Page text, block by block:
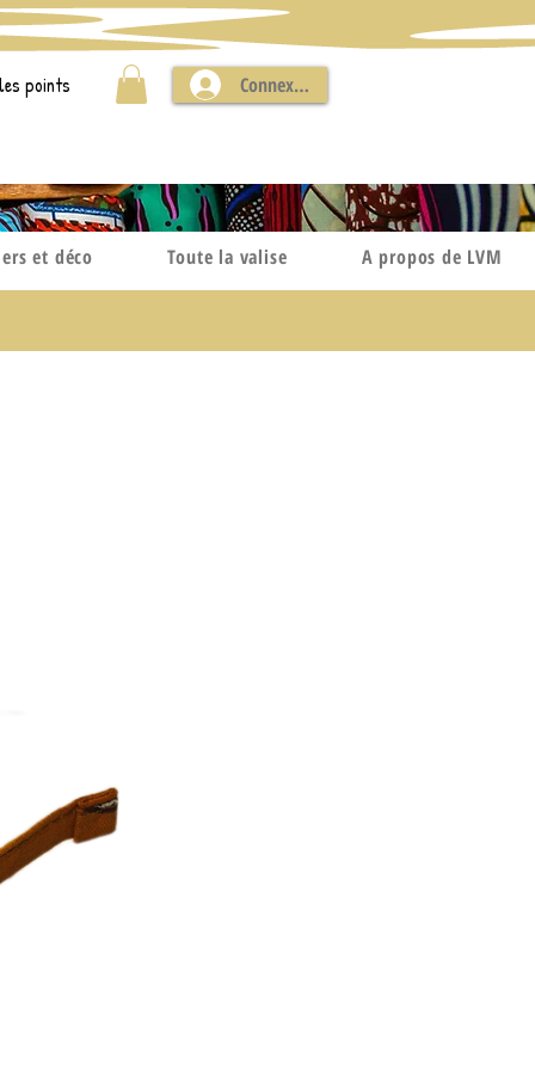
points Connexion
et déco Toute la valise A propos de LVM